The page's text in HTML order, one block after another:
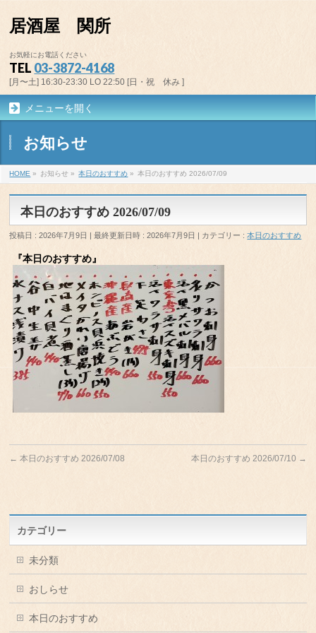
居酒屋 関所
お気軽にお電話ください
TEL 03-3872-4168
[月〜土] 16:30-23:30 LO 22:50 [日・祝 休み ]
メニューを開く
お知らせ
HOME » お知らせ » 本日のおすすめ » 本日のおすすめ 2026/07/09
本日のおすすめ 2026/07/09
投稿日 : 2026年7月9日 最終更新日時 : 2026年7月9日 カテゴリー :本日のおすすめ
『本日のおすすめ』
← 本日のおすすめ 2026/07/08 本日のおすすめ 2026/07/10 →
カテゴリー
未分類
おしらせ
本日のおすすめ